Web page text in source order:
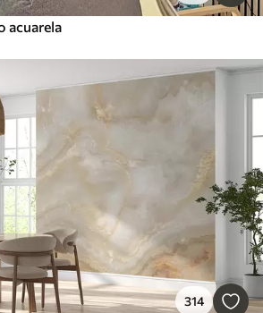
acuarela
314